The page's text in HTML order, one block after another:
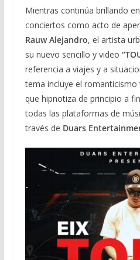
Mientras continúa brillando
conciertos como acto de
Rauw Alejandro, el artista
su nuevo sencillo y video
referencia a viajes y a
tema incluye el romanticismo
que hipnotiza de principio a
todas las plataformas de
través de Duars